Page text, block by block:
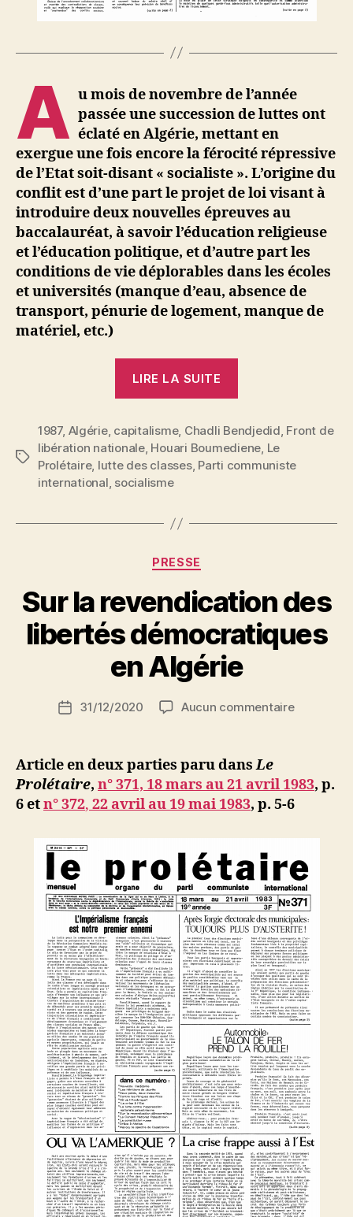
A u mois de novembre de l’année
passée une succession de luttes ont
éclaté en Algérie, mettant en
exergue une fois encore la férocité répressive
de l’Etat soit-disant « socialiste ». L’origine du
conflit est d’une part le projet de loi visant à
introduire deux nouvelles épreuves au
baccalauréat, à savoir l’éducation religieuse
et l’éducation politique, et d’autre part les
conditions de vie déplorables dans les écoles
et universités (manque d’eau, absence de
transport, pénurie de logement, manque de
matériel, etc.)
LIRE LA SUITE
vive
la
lutte
Étiquettes
1987, Algérie, capitalisme, Chadli Bendjedid, Front de
libération nationale, Houari Boumediene, Le
Prolétaire, lutte des classes, Parti communiste
international, socialisme
Catégories
PRESSE
Sur la revendication des
libertés démocratiques
en Algérie
a
S
N
ji
Date31/12/2020 Aucun commentairesur
libertés
Article en deux parties paru dansLe
Prolétaire, n° 371, 18 mars au 21 avril 1983, p.
6 etn° 372, 22 avril au 19 mai 1983, p. 5-6